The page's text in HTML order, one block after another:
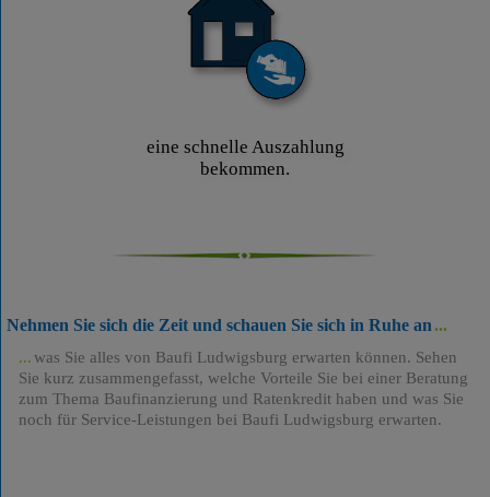
eine schnelle Auszahlung
bekommen.
Nehmen Sie sich die Zeit und schauen Sie sich in Ruhe an
was Sie alles von Baufi Ludwigsburg erwarten können. Sehen
Sie kurz zusammengefasst, welche Vorteile Sie bei einer Beratung
zum Thema Baufinanzierung und Ratenkredit haben und was Sie
noch für Service-Leistungen bei Baufi Ludwigsburg erwarten.